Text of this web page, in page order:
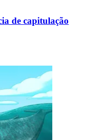
de capitulação